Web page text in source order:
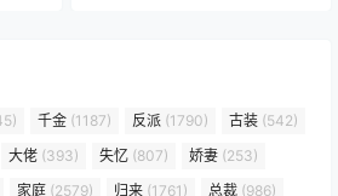
千金 (1187) 反派 (1790) 古装 (542)
大佬 (393) 失忆 (807) 娇妻 (253)
家庭 (2579) 归来 (1761) 总裁 (986)